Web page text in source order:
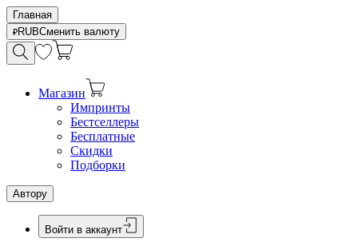
Главная
RUBСменить валюту
Магазин
Импринты
Бестселлеры
Бесплатные
Скидки
Подборки
Автору
Войти в аккаунт